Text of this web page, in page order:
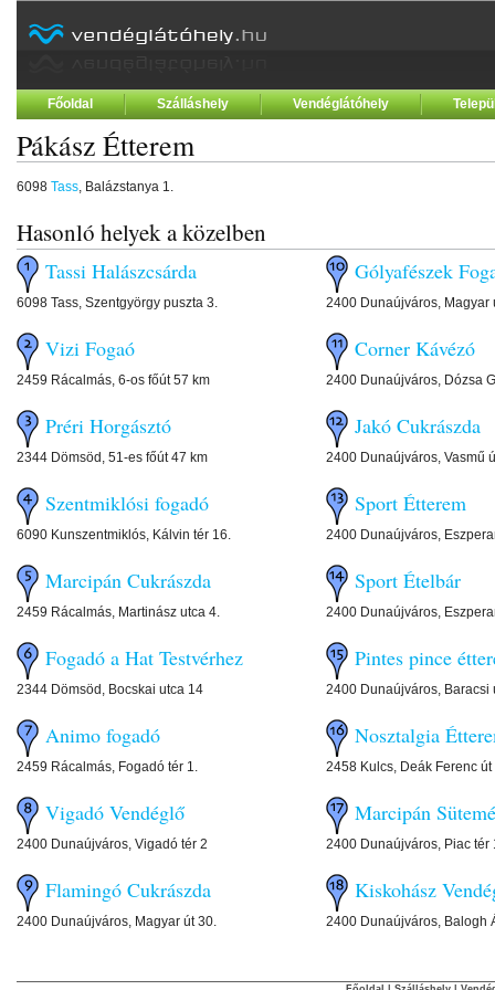
Főoldal Szálláshely Vendéglátóhely
Pákász Étterem
6098 Tass, Balázstanya 1.
Hasonló helyek a közelben
Tassi Halászcsárda
6098 Tass, Szentgyörgy puszta 3.
Vizi Fogaó
2459 Rácalmás, 6-os főút 57 km
Préri Horgásztó
2344 Dömsöd, 51-es főút 47 km
Szentmiklósi fogadó
6090 Kunszentmiklós, Kálvin tér 16.
Marcipán Cukrászda
2459 Rácalmás, Martinász utca 4.
Fogadó a Hat Testvérhez
2344 Dömsöd, Bocskai utca 14
Animo fogadó
2459 Rácalmás, Fogadó tér 1.
Vigadó Vendéglő
2400 Dunaújváros, Vigadó tér 2
Flamingó Cukrászda
2400 Dunaújváros, Magyar út 30.
Gólyafészek
2400 Dunaújváros, Magyar
Corner Kávézó
2400 Dunaújváros, Dózsa
Jakó Cukrászda
2400 Dunaújváros, Vasmű
Sport Étterem
2400 Dunaújváros,
Sport Ételbár
2400 Dunaújváros,
Pintes pince
2400 Dunaújváros, Baracsi
Nosztalgia
2458 Kulcs, Deák Ferenc út
Marcipán
2400 Dunaújváros, Piac tér
Kiskohász
2400 Dunaújváros, Balogh